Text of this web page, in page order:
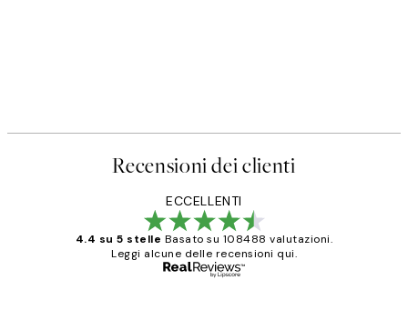
Recensioni dei clienti
ECCELLENTI
4.4 su 5 stelle Basato su 108488 valutazioni.
Leggi alcune delle recensioni qui.